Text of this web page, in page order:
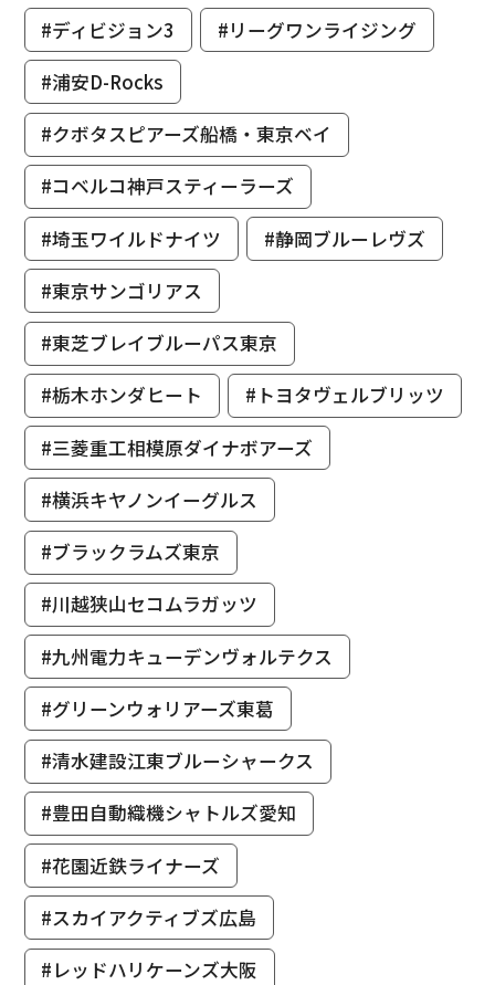
#ディビジョン3
#リーグワンライジング
#浦安D-Rocks
#クボタスピアーズ船橋・東京ベイ
#コベルコ神戸スティーラーズ
#埼玉ワイルドナイツ
#静岡ブルーレヴズ
#東京サンゴリアス
#東芝ブレイブルーパス東京
#栃木ホンダヒート
#トヨタヴェルブリッツ
#三菱重工相模原ダイナボアーズ
#横浜キヤノンイーグルス
#ブラックラムズ東京
#川越狭山セコムラガッツ
#九州電力キューデンヴォルテクス
#グリーンウォリアーズ東葛
#清水建設江東ブルーシャークス
#豊田自動織機シャトルズ愛知
#花園近鉄ライナーズ
#スカイアクティブズ広島
#レッドハリケーンズ大阪